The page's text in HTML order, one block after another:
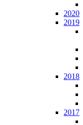
2020
2019
2018
2017